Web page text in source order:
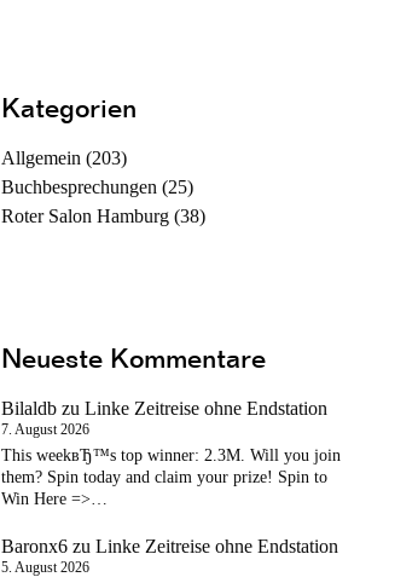
Kategorien
Allgemein (203)
Buchbesprechungen (25)
Roter Salon Hamburg(38)
Neueste Kommentare
Bilaldbzu Linke Zeitreise ohne Endstation
7. August 2026
This weekвЂ™s top winner: 2.3M. Will you join
them? Spin today and claim your prize! Spin to
Win Here =>…
Baronx6zu Linke Zeitreise ohne Endstation
5. August 2026